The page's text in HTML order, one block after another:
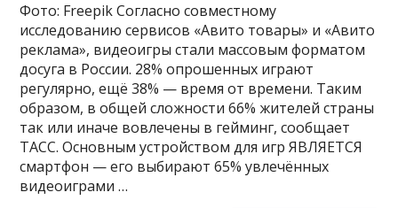
Фото: Freepik Согласно совместному
исследованию сервисов «Авито товары» и «Авито
реклама», видеоигры стали массовым форматом
досуга в России. 28% опрошенных играют
регулярно, ещё 38% — время от времени. Таким
образом, в общей сложности 66% жителей страны
так или иначе вовлечены в гейминг, сообщает
ТАСС. Основным устройством для игр ЯВЛЯЕТСЯ
смартфон — его выбирают 65% увлечённых
видеоиграми …